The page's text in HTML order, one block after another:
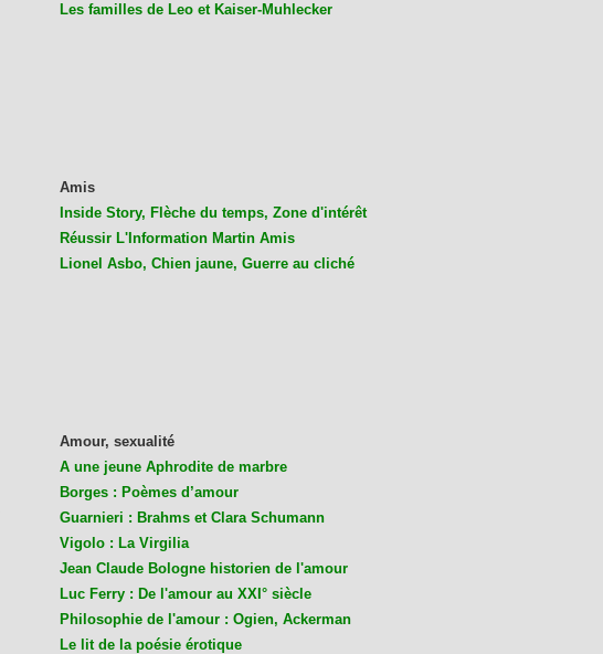
Les familles de Leo et Kaiser-Muhlecker
Amis
Inside Story, Flèche du temps, Zone d'intérêt
Réussir L'Information Martin Amis
Lionel Asbo, Chien jaune, Guerre au cliché
Amour, sexualité
A une jeune Aphrodite de marbre
Borges : Poèmes d’amour
Guarnieri : Brahms et Clara Schumann
Vigolo : La Virgilia
Jean Claude Bologne historien de l'amour
Luc Ferry : De l'amour au XXI° siècle
Philosophie de l'amour : Ogien, Ackerman
Le lit de la poésie érotique